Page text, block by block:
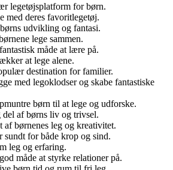
legetøjsplatform for børn.
med deres favoritlegetøj.
udvikling og fantasi.
lege sammen.
måde at lære på.
at lege alene.
destination for familier.
med legoklodser og skabe fantastiske
børn til at lege og udforske.
af børns liv og trivsel.
børnenes leg og kreativitet.
sundt for både krop og sind.
leg og erfaring.
måde at styrke relationer på.